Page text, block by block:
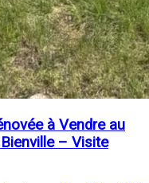
à Vendre au
– Visite